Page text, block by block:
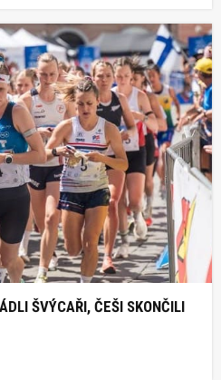
ŠVÝCAŘI, ČEŠI SKONČILI